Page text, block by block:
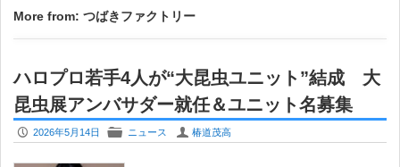
More from: つばきファクトリー
ハロプロ若手4人が“大昆虫ユニット”結成 大
昆虫展アンバサダー就任＆ユニット名募集
P 2026年5月14日 F ニュース U 椿道茂高